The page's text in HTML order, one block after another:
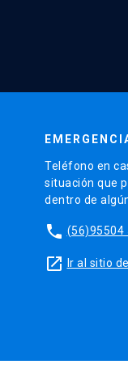
Teléfono en
situación que
dentro de
phone (56)95504
launch Ir al sitio